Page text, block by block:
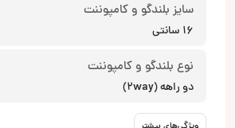
سایز بلندگو و کامپوننت
16 سانتی
نوع بلندگو و کامپوننت
دو راهه (2way)